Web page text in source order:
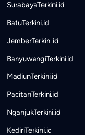
SurabayaTerkini.id
BatuTerkini.id
JemberTerkini.id
BanyuwangiTerkini.id
MadiunTerkini.id
PacitanTerkini.id
NganjukTerkini.id
KediriTerkini.id